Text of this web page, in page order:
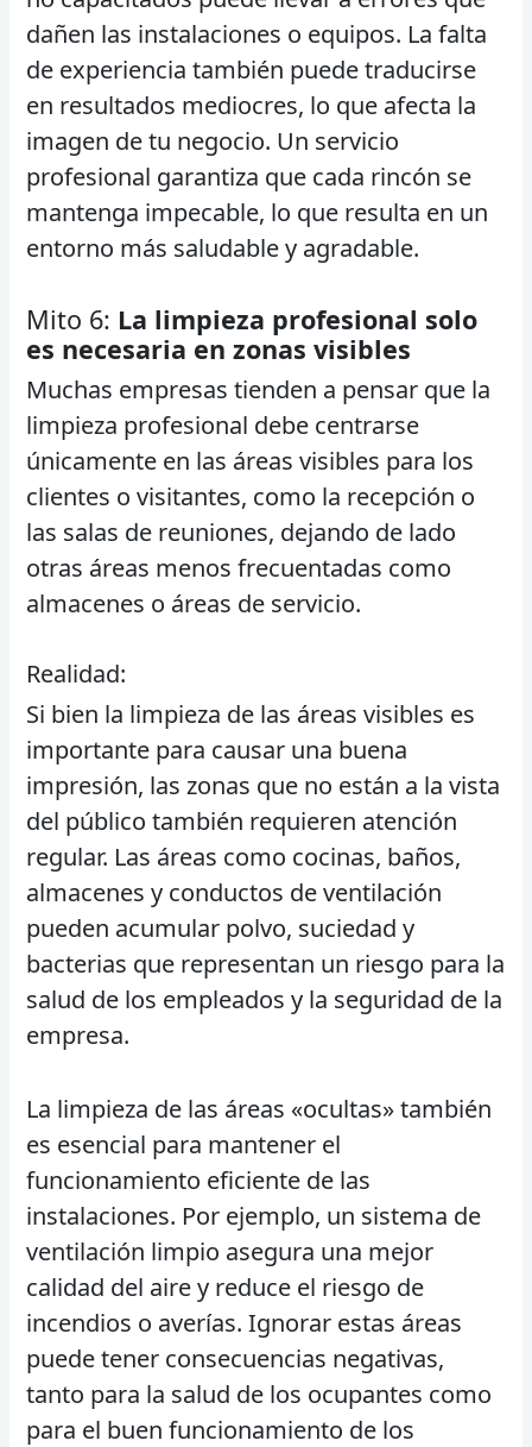
dañen las instalaciones o equipos. La falta
de experiencia también puede traducirse
en resultados mediocres, lo que afecta la
imagen de tu negocio. Un servicio
profesional garantiza que cada rincón se
mantenga impecable, lo que resulta en un
entorno más saludable y agradable.
Mito 6: La limpieza profesional solo
es necesaria en zonas visibles
Muchas empresas tienden a pensar que la
limpieza profesional debe centrarse
únicamente en las áreas visibles para los
clientes o visitantes, como la recepción o
las salas de reuniones, dejando de lado
otras áreas menos frecuentadas como
almacenes o áreas de servicio.
Realidad:
Si bien la limpieza de las áreas visibles es
importante para causar una buena
impresión, las zonas que no están a la vista
del público también requieren atención
regular. Las áreas como cocinas, baños,
almacenes y conductos de ventilación
pueden acumular polvo, suciedad y
bacterias que representan un riesgo para la
salud de los empleados y la seguridad de la
empresa.
La limpieza de las áreas «ocultas» también
es esencial para mantener el
funcionamiento eficiente de las
instalaciones. Por ejemplo, un sistema de
ventilación limpio asegura una mejor
calidad del aire y reduce el riesgo de
incendios o averías. Ignorar estas áreas
puede tener consecuencias negativas,
tanto para la salud de los ocupantes como
para el buen funcionamiento de los